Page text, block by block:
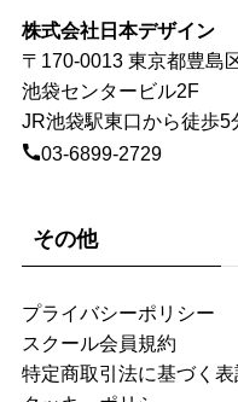
株式会社日本デザイン
〒170-0013 東京都豊島
池袋センタービル2F
JR池袋駅東口から徒歩5
03-6899-2729
その他
プライバシーポリシー
スクール会員規約
特定商取引法に基づく表